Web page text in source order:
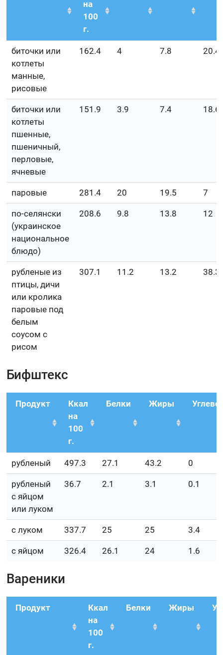
на
100
г.
биточки или
котлеты
манные,
рисовые
162.4 4 7.8 20.4
биточки или
котлеты
пшенные,
пшеничный,
перловые,
ячневые
151.9 3.9 7.4 18.6
паровые 281.4 20 19.5 7
по-селянски
(украинское
национальное
блюдо)
208.6 9.8 13.8 12
рубленые из
птицы, дичи
или кролика
паровые под
белым
соусом с
рисом
307.1 11.2 13.2 38.3
Бифштекс
Продукт
Ккал
на
100
г.
Белки Жиры
рубленый 497.3 27.1 43.2 0
рубленый
с яйцом
или луком
36.7 2.1 3.1 0.1
с луком 337.7 25 25 3.4
с яйцом 326.4 26.1 24 1.6
Вареники
Продукт
Ккал
на
100
г.
Белки Жиры